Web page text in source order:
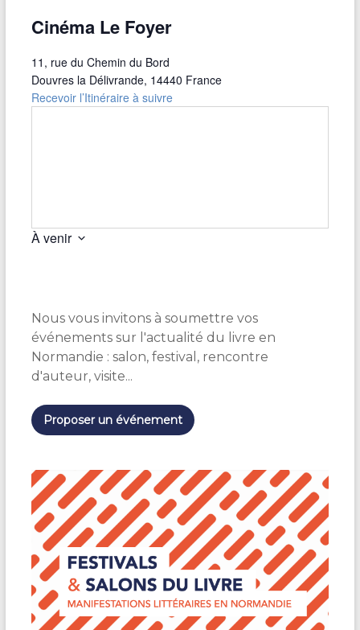
Cinéma Le Foyer
11, rue du Chemin du Bord
Douvres la Délivrande, 14440 France
Recevoir l’Itinéraire à suivre
À venir
c
t
i
o
n
e
z
e
d
a
t
.
Nous vous invitons à soumettre vos
événements sur l'actualité du livre en
Normandie : salon, festival, rencontre
d'auteur, visite...
Proposer un événement